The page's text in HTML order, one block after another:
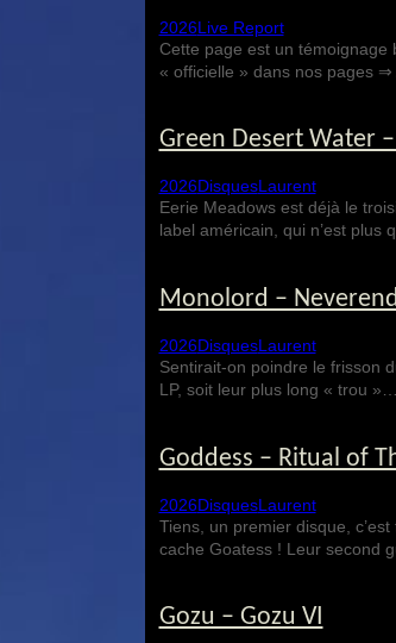
2026Live Report
Cette page est un témoignage
« officielle » dans nos pages ⇒
Green Desert Water
2026DisquesLaurent
Eerie Meadows est déjà le
label américain, qui n’est plus
Monolord –
2026DisquesLaurent
Sentirait-on poindre le frisson
LP, soit leur plus long « trou »…
Goddess – Ritual of
2026DisquesLaurent
Tiens, un premier disque,
cache Goatess ! Leur second
Gozu – Gozu VI